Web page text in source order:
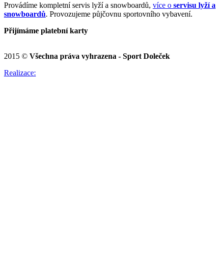
Provádíme kompletní servis lyží a snowboardů, více o servisu lyží a
snowboardů. Provozujeme půjčovnu sportovního vybavení.
Přijímáme platební karty
2015 © Všechna práva vyhrazena - Sport Doleček
Realizace: